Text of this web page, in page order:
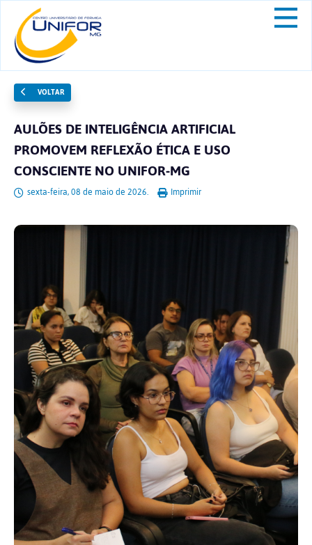
VOLTAR
AULÕES DE INTELIGÊNCIA ARTIFICIAL
PROMOVEM REFLEXÃO ÉTICA E USO
CONSCIENTE NO UNIFOR-MG
sexta-feira, 08 de maio de 2026. Imprimir